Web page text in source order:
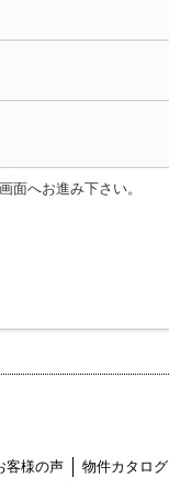
面へお進み下さい。
客様の声
物件カタログ